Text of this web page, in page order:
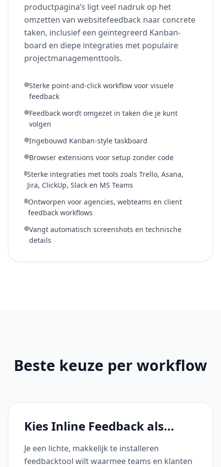
productpagina’s ligt veel nadruk op het
omzetten van websitefeedback naar concrete
taken, inclusief een geïntegreerd Kanban-
board en diepe integraties met populaire
projectmanagementtools.
Sterke point-and-click workflow voor visuele
feedback
Feedback wordt omgezet in taken die je kunt
volgen
Ingebouwd Kanban-style taskboard
Browser extensions voor setup zonder code
Sterke integraties met tools zoals Trello, Asana,
Jira, ClickUp, Slack en MS Teams
Ontworpen voor agencies, webteams en client
feedback workflows
Vangt automatisch screenshots en technische
details
Beste keuze per workflow
Kies Inline Feedback als...
Je een lichte, makkelijk te installeren
feedbacktool wilt waarmee teams en klanten